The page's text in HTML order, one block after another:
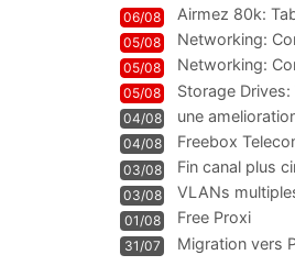
06/08
Airmez 80k:
Technologie
05/08 Networking:
05/08
Networking:
Information
05/08
Storage
Management
04/08
une
WIFI
04/08
Freebox
Communi
03/08 Fin canal plus
03/08 VLANs
01/08 Free Proxi
31/07 Migration vers